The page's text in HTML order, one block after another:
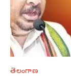
తెలంగాణ